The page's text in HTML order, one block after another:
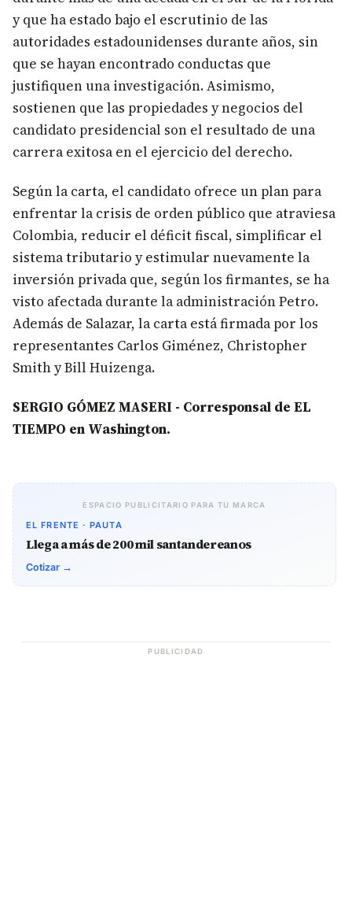
y que ha estado bajo el escrutinio de las
autoridades estadounidenses durante años, sin
que se hayan encontrado conductas que
justifiquen una investigación. Asimismo,
sostienen que las propiedades y negocios del
candidato presidencial son el resultado de una
carrera exitosa en el ejercicio del derecho.
Según la carta, el candidato ofrece un plan para
enfrentar la crisis de orden público que atraviesa
Colombia, reducir el déficit fiscal, simplificar el
sistema tributario y estimular nuevamente la
inversión privada que, según los firmantes, se ha
visto afectada durante la administración Petro.
Además de Salazar, la carta está firmada por los
representantes Carlos Giménez, Christopher
Smith y Bill Huizenga.
SERGIO GÓMEZ MASERI - Corresponsal de EL
TIEMPO en Washington.
ESPACIO PUBLICITARIO PARA TU MARCA
EL FRENTE · PAUTA
Llega a más de 200 mil santandereanos
Cotizar →
PUBLICIDAD